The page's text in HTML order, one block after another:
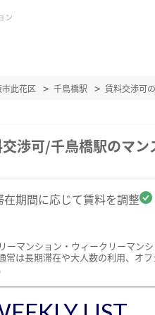
ン
此花区 千鳥橋駅 賃料交渉可
渉可/千鳥橋駅のマ
在期間に応じて賃料を調整
ーマンション・ウィークリーマン
常は長期滞在や大人数の利用、オ